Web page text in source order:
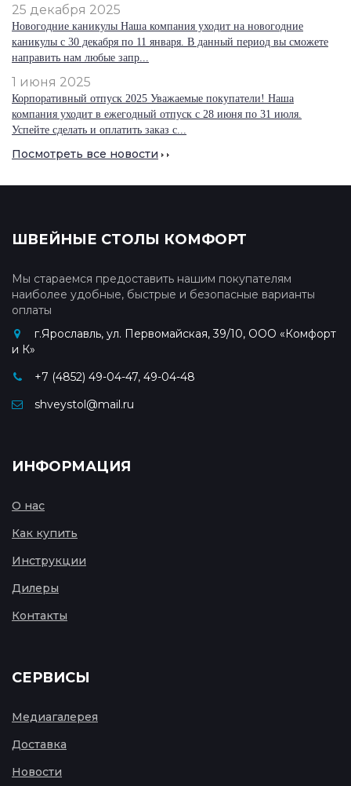
25 декабря 2025
Новогодние каникулы Наша компания уходит на новогодние
каникулы с 30 декабря по 11 января. В данный период вы сможете
направить нам любые запр...
1 июня 2025
Корпоративный отпуск 2025 Уважаемые покупатели! Наша
компания уходит в ежегодный отпуск с 28 июня по 31 июля.
Успейте сделать и оплатить заказ с...
Посмотреть все новости
ШВЕЙНЫЕ СТОЛЫ КОМФОРТ
Мы стараемся предоставить нашим покупателям
наиболее удобные, быстрые и безопасные варианты
оплаты
г.Ярославль, ул. Первомайская, 39/10, ООО «Комфорт
и К»
+7 (4852) 49-04-47, 49-04-48
shveystol@mail.ru
ИНФОРМАЦИЯ
О нас
Как купить
Инструкции
Дилеры
Контакты
СЕРВИСЫ
Медиагалерея
Доставка
Новости